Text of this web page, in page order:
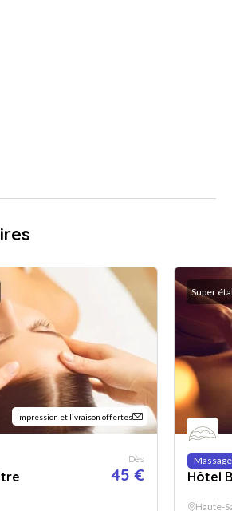
Impression et livraison offertes
Dès
45 €
Super
Massage
Hôtel
Haute-